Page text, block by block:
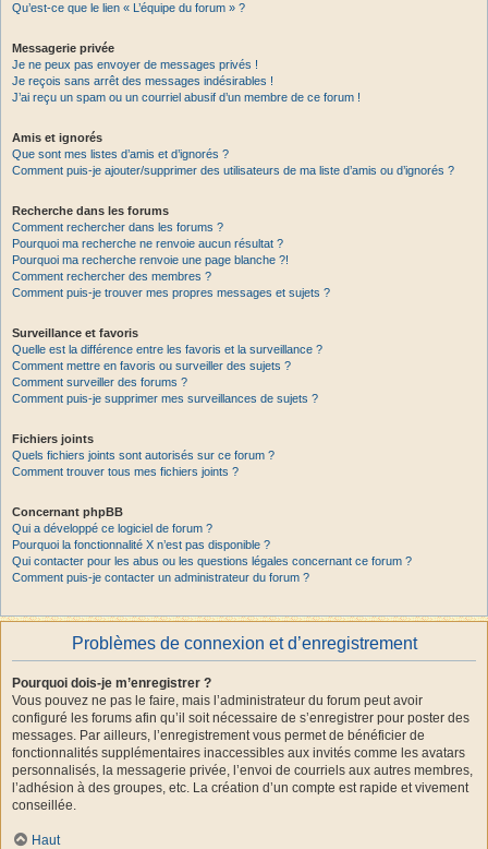
Qu’est-ce que le lien « L’équipe du forum » ?
Messagerie privée
Je ne peux pas envoyer de messages privés !
Je reçois sans arrêt des messages indésirables !
J’ai reçu un spam ou un courriel abusif d’un membre de ce forum !
Amis et ignorés
Que sont mes listes d’amis et d’ignorés ?
Comment puis-je ajouter/supprimer des utilisateurs de ma liste d’amis ou d’ignorés ?
Recherche dans les forums
Comment rechercher dans les forums ?
Pourquoi ma recherche ne renvoie aucun résultat ?
Pourquoi ma recherche renvoie une page blanche ?!
Comment rechercher des membres ?
Comment puis-je trouver mes propres messages et sujets ?
Surveillance et favoris
Quelle est la différence entre les favoris et la surveillance ?
Comment mettre en favoris ou surveiller des sujets ?
Comment surveiller des forums ?
Comment puis-je supprimer mes surveillances de sujets ?
Fichiers joints
Quels fichiers joints sont autorisés sur ce forum ?
Comment trouver tous mes fichiers joints ?
Concernant phpBB
Qui a développé ce logiciel de forum ?
Pourquoi la fonctionnalité X n’est pas disponible ?
Qui contacter pour les abus ou les questions légales concernant ce forum ?
Comment puis-je contacter un administrateur du forum ?
Problèmes de connexion et d’enregistrement
Pourquoi dois-je m’enregistrer ?
Vous pouvez ne pas le faire, mais l’administrateur du forum peut avoir
configuré les forums afin qu’il soit nécessaire de s’enregistrer pour poster des
messages. Par ailleurs, l’enregistrement vous permet de bénéficier de
fonctionnalités supplémentaires inaccessibles aux invités comme les avatars
personnalisés, la messagerie privée, l’envoi de courriels aux autres membres,
l’adhésion à des groupes, etc. La création d’un compte est rapide et vivement
conseillée.
Haut